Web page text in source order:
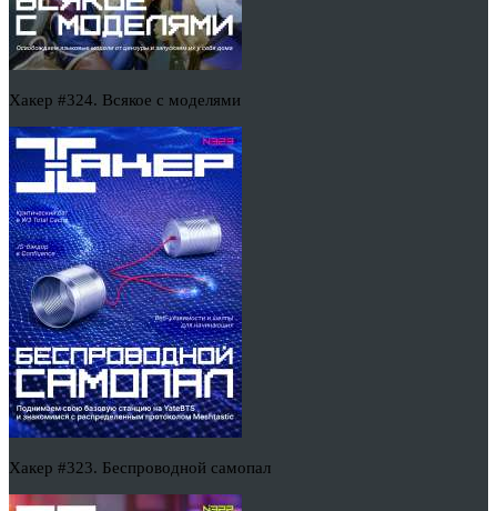
Хакер #324. Всякое с моделями
Хакер #323. Беспроводной самопал